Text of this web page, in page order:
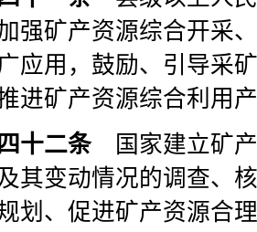
强矿产资源综合开采
应用，鼓励、引导采
进矿产资源综合利用
十二条国家建立矿产
其变动情况的调查、
划、促进矿产资源合